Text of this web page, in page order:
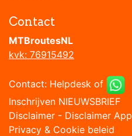
Contact
MTBroutesNL
kvk: 76915492
Contact: Helpdesk of
Inschrijven NIEUWSBRIEF
Disclaimer - Disclaimer App
Privacy & Cookie beleid